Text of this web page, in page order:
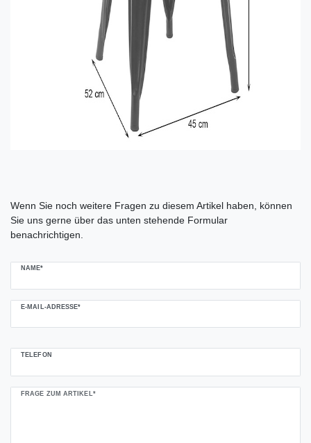
Wenn Sie noch weitere Fragen zu diesem Artikel haben, können
Sie uns gerne über das unten stehende Formular
benachrichtigen.
NAME*
E-MAIL-ADRESSE*
TELEFON
FRAGE ZUM ARTIKEL*